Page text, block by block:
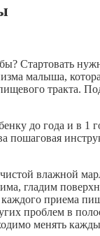
Стартовать
малыша,
тракта.
до года и в
пошаговая
влажной
гладим
приема
проблем в
менять